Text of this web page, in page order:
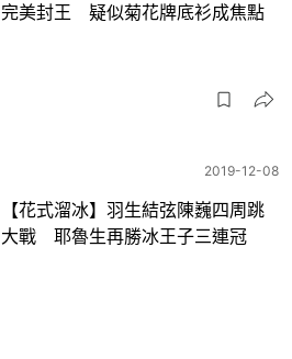
完美封王 疑似菊花牌底衫成焦點
2019-12-08
【花式溜冰】羽生結弦陳巍四周跳
大戰 耶魯生再勝冰王子三連冠